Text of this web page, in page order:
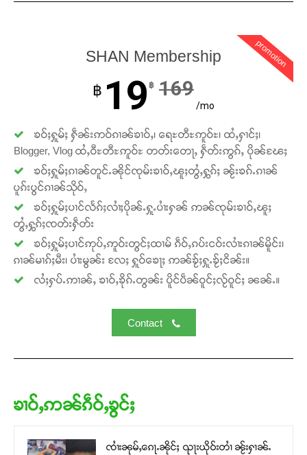
Support SHAN
တႃႇႁႂ်ႈသဵင်ၵၢင်ၸႂ်ၵူၼ်းမိူင်း ၵူႈတီႈၵူႈလႅၼ်ပေႃးတေၸွ
တ်ႇ တူဝ်ႈလုမ်ႈၾႃႉၼၼ်ႉ ၶဝ်ႈႁူမ်ႈၵမ်ႉထႅမ် ၸုမ်းၶၢ
ဝ်ႇၽူႈတွႆႇႁွၵ်ႈ လႆႈယူႇၶႃႈဢေႃႈ။
Donate Now
promotion
SHAN Membership
฿ 19 ฿ 169
/mo
ၶဝ်ႈႁူမ်ႈ ႁဵၼ်းဢဝ်ၵၢၼ်ၶၢဝ်ႇ၊ ရေႊတီႊဢူဝ်ႊ၊ ထႆႇႁၢင်ႈ၊
Blogger, Vlog ထႆႇဝီႊတီႊဢူဝ်ႊ တတ်းတေႃႇ ႁဵတ်းဢွၵ်ႇ ပိုၼ်ၽႄႈ
ၶဝ်ႈႁူမ်ႈၵၢၼ်တူင်ႉၼိုင်ၸုမ်းၶၢဝ်ႇၽူႈတွႆႇႁွၵ်ႈ ၼႂ်းၶၵ်ႉၵၢၼ်
ပူၵ်းပွင်ၵၢၼ်သိုဝ်ႇ
ၶဝ်ႈႁူမ်ႈပၢင်လႅၵ်ႈလၢႆႈပိုၼ်ႉႁူႉပၢႆးႁၼ် ဢၼ်ၸုမ်းၶၢဝ်ႇၽူႈ
တွႆႇႁွၵ်ႈၸတ်းႁဵတ်း
ၶဝ်ႈႁူမ်ႈပၢင်ဢုပ်ႇဢူဝ်းတွင်ႈထၢမ် ၵဵဝ်ႇၵပ်းငဝ်းလၢႆးၵၢၼ်မိူင်း၊
ၵၢၼ်မၢၵ်ႈမီး၊ ပၢႆးမွၼ်း လႄႈ ႁူဝ်ၶေႃႈ ဢၼ်ၶႂ်ႈႁူႉၶႂ်ႈငိၼ်း။
လႆႈႁပ်ႉဢၢၼ်ႇ ၶၢဝ်ႇၶိုၵ်ႉတွၼ်း ပိူင်ပဵၼ်ဝူင်ႈလႂ်ဝူင်ႈ ၼၼ်ႉ။
Contact
ၶၢဝ်ႇဢၼ်ၵဵဝ်ႇၶွင်ႈ
ၸၢႆးၼုမ်ႇၵေႃႉၼိုင်ႈ ၺႃးယိုဝ်းတၢႆ ၼႂ်းႁၢၼ်ႉ